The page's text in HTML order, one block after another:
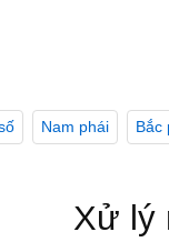
Nam phái Bắc
Xử lý